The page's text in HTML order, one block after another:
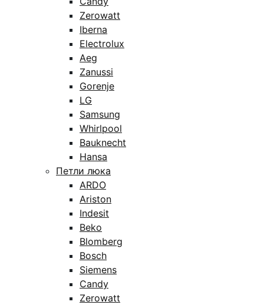
Zerowatt
Iberna
Electrolux
Aeg
Zanussi
Gorenje
LG
Samsung
Whirlpool
Bauknecht
Hansa
Петли люка
ARDO
Ariston
Indesit
Beko
Blomberg
Bosch
Siemens
Candy
Zerowatt